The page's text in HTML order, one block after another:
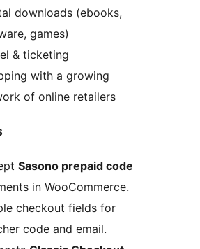
downloads (ebooks,
games)
& ticketing
with a growing
of online retailers
Sasono prepaid code
in WooCommerce.
checkout fields for
code and email.